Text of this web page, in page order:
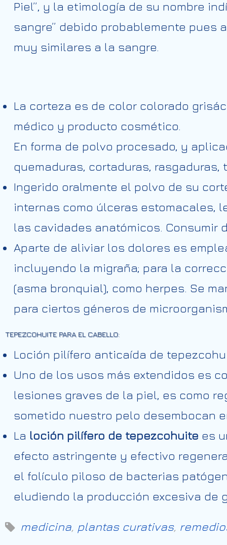
Piel”, y la etimología de su nombre
sangre” debido probablemente pues
muy similares a la sangre.
La corteza es de color colorado
médico y producto cosmético.
En forma de polvo procesado, y
quemaduras, cortaduras,
Ingerido oralmente el polvo de su
internas como úlceras estomacales,
las cavidades anatómicos. Consumir
Aparte de aliviar los dolores es
incluyendo la migraña; para la
(asma bronquial), como herpes. Se
para ciertos géneros de
TEPEZCOHUITE PARA EL CABELLO:
Loción pilífero anticaída de
Uno de los usos más extendidos es
lesiones graves de la piel, es como
sometido nuestro pelo desembocan
La loción pilífero de tepezcohuite es
efecto astringente y efectivo
el folículo piloso de bacterias
eludiendo la producción excesiva de
medicina, plantas curativas,